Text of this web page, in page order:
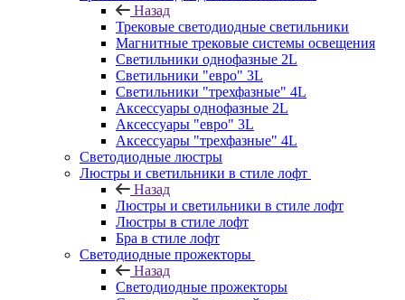
Назад
Трековые светодиодные светильники
Магнитные трековые системы освещения
Светильники однофазные 2L
Светильники "евро" 3L
Светильники "трехфазные" 4L
Аксессуары однофазные 2L
Аксессуары "евро" 3L
Аксессуары "трехфазные" 4L
Светодиодные люстры
Люстры и светильники в стиле лофт
Назад
Люстры и светильники в стиле лофт
Люстры в стиле лофт
Бра в стиле лофт
Светодиодные прожекторы
Назад
Светодиодные прожекторы